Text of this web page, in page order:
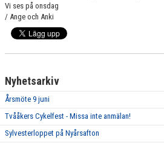
Vi ses på onsdag
/ Ange och Anki
Nyhetsarkiv
Årsmöte 9 juni
Tvååkers Cykelfest - Missa inte anmälan!
Sylvesterloppet på Nyårsafton